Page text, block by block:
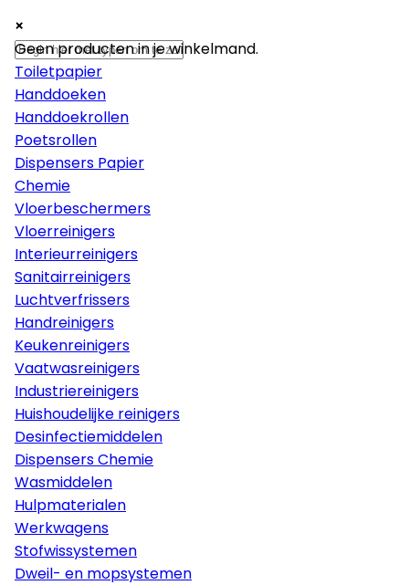
×
Papier
Toiletpapier
Handdoeken
Handdoekrollen
Poetsrollen
Dispensers Papier
Chemie
Vloerbeschermers
Vloerreinigers
Interieurreinigers
Sanitairreinigers
Luchtverfrissers
Handreinigers
Keukenreinigers
Vaatwasreinigers
Industriereinigers
Huishoudelijke reinigers
Desinfectiemiddelen
Dispensers Chemie
Wasmiddelen
Hulpmaterialen
Werkwagens
Stofwissystemen
Dweil- en mopsystemen
×
×
Geen producten in je winkelmand.